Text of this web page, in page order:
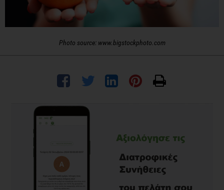
Photo source: www.bigstockphoto.com